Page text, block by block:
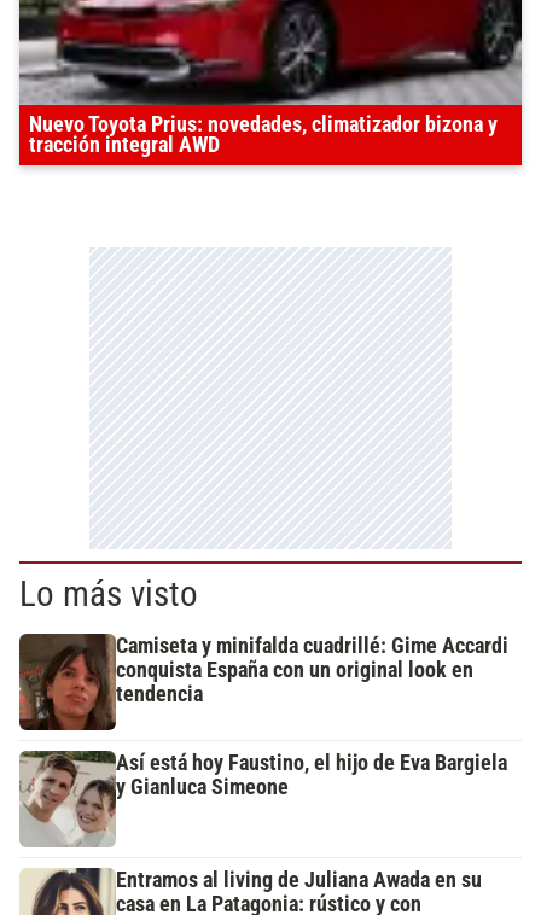
Nuevo Toyota Prius: novedades, climatizador bizona y
tracción integral AWD
Lo más visto
Camiseta y minifalda cuadrillé: Gime Accardi
conquista España con un original look en
tendencia
Así está hoy Faustino, el hijo de Eva Bargiela
y Gianluca Simeone
Entramos al living de Juliana Awada en su
casa en La Patagonia: rústico y con